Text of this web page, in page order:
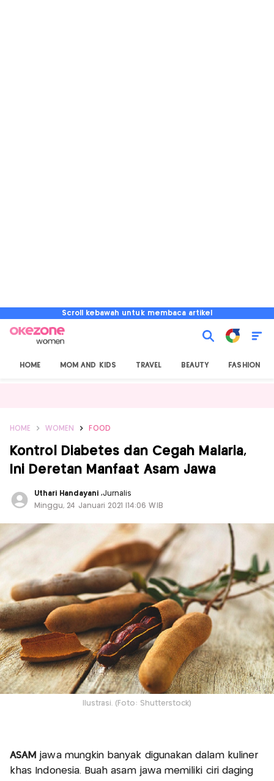
Scroll kebawah untuk membaca artikel
HOME MOM AND KIDS TRAVEL BEAUTY FASHION
HOME WOMEN FOOD
Kontrol Diabetes dan Cegah Malaria,
Ini Deretan Manfaat Asam Jawa
Uthari Handayani ,Jurnalis
Minggu, 24 Januari 2021 |14:06 WIB
Ilustrasi. (Foto: Shutterstock)
ASAM jawa mungkin banyak digunakan dalam kuliner
khas Indonesia. Buah asam jawa memiliki ciri daging